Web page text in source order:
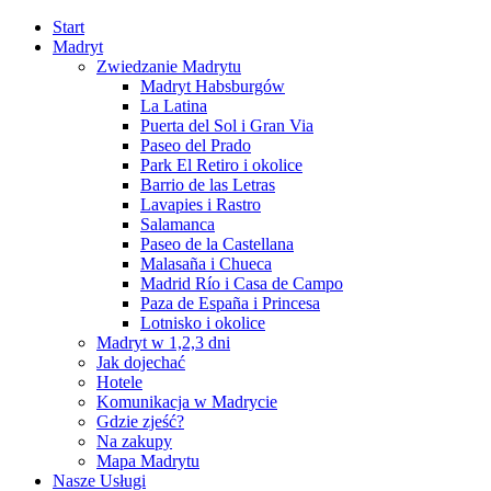
Start
Madryt
Zwiedzanie Madrytu
Madryt Habsburgów
La Latina
Puerta del Sol i Gran Via
Paseo del Prado
Park El Retiro i okolice
Barrio de las Letras
Lavapies i Rastro
Salamanca
Paseo de la Castellana
Malasaña i Chueca
Madrid Río i Casa de Campo
Paza de España i Princesa
Lotnisko i okolice
Madryt w 1,2,3 dni
Jak dojechać
Hotele
Komunikacja w Madrycie
Gdzie zjeść?
Na zakupy
Mapa Madrytu
Nasze Usługi